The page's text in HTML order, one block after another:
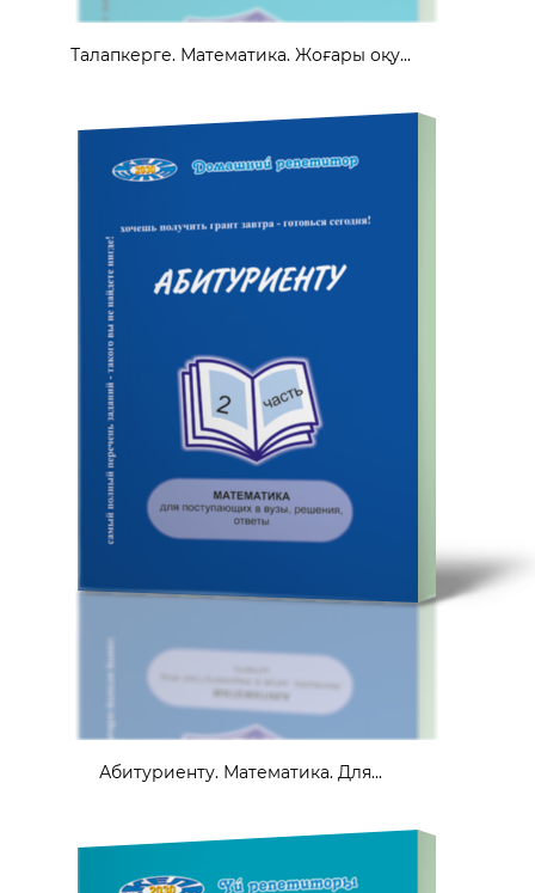
Талапкерге. Математика. Жоғары оқу...
Абитуриенту. Математика. Для...